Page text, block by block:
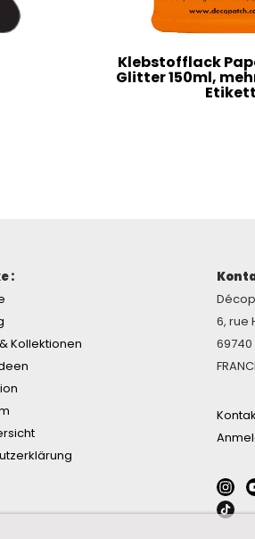
Klebstofflack
Glitter 150ml,
Etikett
:
Kollektionen
6, rue
69740